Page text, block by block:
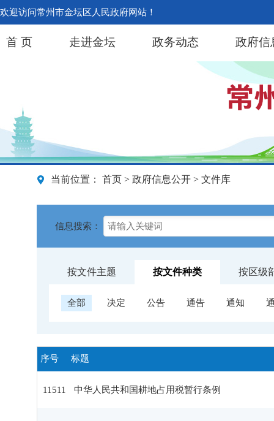
欢迎访问常州市金坛区人民政府网站！
首 页 走进金坛 政务动态 政府信
当前位置： 首页 > 政府信息公开 > 文件库
信息搜索：
按文件主题 按文件种类 按区级
全部 决定 公告 通告 通知
序号 标题
11511 中华人民共和国耕地占用税暂行条例